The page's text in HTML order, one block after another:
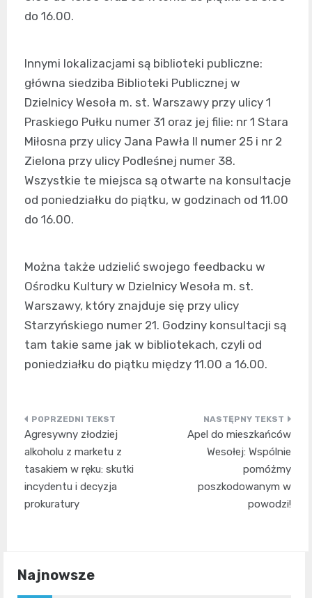
do 16.00.
Innymi lokalizacjami są biblioteki publiczne:
główna siedziba Biblioteki Publicznej w
Dzielnicy Wesoła m. st. Warszawy przy ulicy 1
Praskiego Pułku numer 31 oraz jej filie: nr 1 Stara
Miłosna przy ulicy Jana Pawła II numer 25 i nr 2
Zielona przy ulicy Podleśnej numer 38.
Wszystkie te miejsca są otwarte na konsultacje
od poniedziałku do piątku, w godzinach od 11.00
do 16.00.
Można także udzielić swojego feedbacku w
Ośrodku Kultury w Dzielnicy Wesoła m. st.
Warszawy, który znajduje się przy ulicy
Starzyńskiego numer 21. Godziny konsultacji są
tam takie same jak w bibliotekach, czyli od
poniedziałku do piątku między 11.00 a 16.00.
Nawigacja
wpisu
Agresywny złodziej
alkoholu z marketu z
tasakiem w ręku: skutki
incydentu i decyzja
prokuratury
Apel do mieszkańców
Wesołej: Wspólnie
pomóżmy
poszkodowanym w
powodzi!
Najnowsze